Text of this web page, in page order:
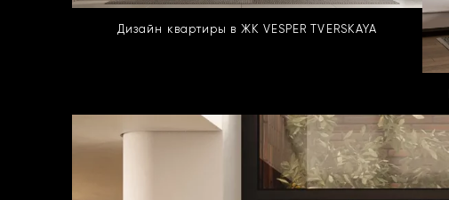
Дизайн квартиры в ЖК VESPER TVERSKAYA